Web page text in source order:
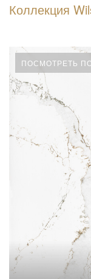
Коллекция
ПОСМОТРЕТЬ